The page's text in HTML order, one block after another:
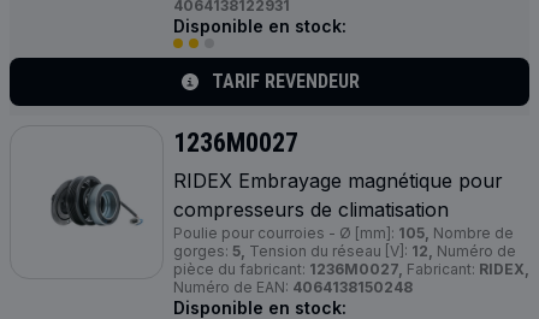
4064138122931
Disponible en stock:
TARIF REVENDEUR
1236M0027
RIDEX Embrayage magnétique pour
compresseurs de climatisation
Poulie pour courroies - Ø [mm]: 105, Nombre de
gorges: 5, Tension du réseau [V]: 12, Numéro de
pièce du fabricant: 1236M0027, Fabricant: RIDEX,
Numéro de EAN: 4064138150248
Disponible en stock: